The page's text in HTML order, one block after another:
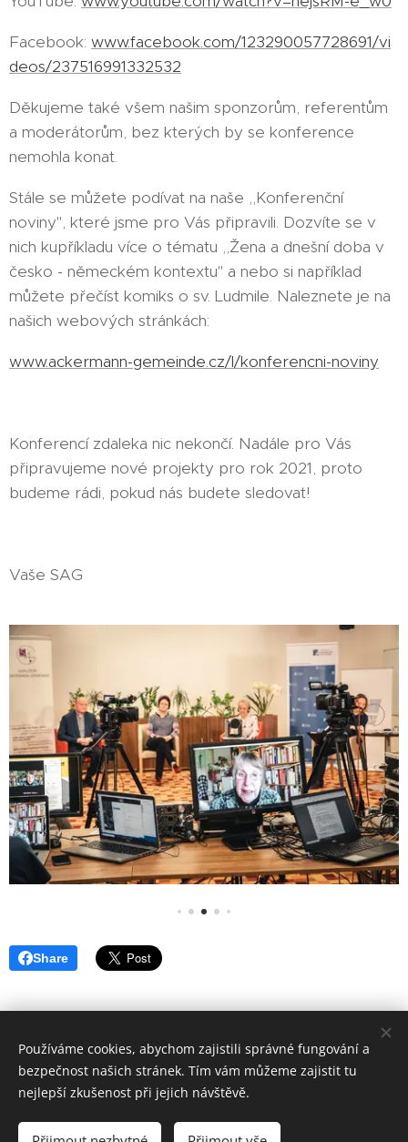
Facebook: www.facebook.com/123290057728691/vi
deos/237516991332532
Děkujeme také všem našim sponzorům, referentům
a moderátorům, bez kterých by se konference
nemohla konat.
Stále se můžete podívat na naše ,,Konferenční
noviny'', které jsme pro Vás připravili. Dozvíte se v
nich kupříkladu více o tématu ,,Žena a dnešní doba v
česko - německém kontextu" a nebo si například
můžete přečíst komiks o sv. Ludmile. Naleznete je na
našich webových stránkách:
www.ackermann-gemeinde.cz/l/konferencni-noviny
Konferencí zdaleka nic nekončí. Nadále pro Vás
připravujeme nové projekty pro rok 2021, proto
budeme rádi, pokud nás budete sledovat!
Vaše SAG
Share
www.ackermann-gemeinde.cz Cookies
Jazyky
Používáme cookies, abychom zajistili správné fungování a
bezpečnost našich stránek. Tím vám můžeme zajistit tu
nejlepší zkušenost při jejich návštěvě.